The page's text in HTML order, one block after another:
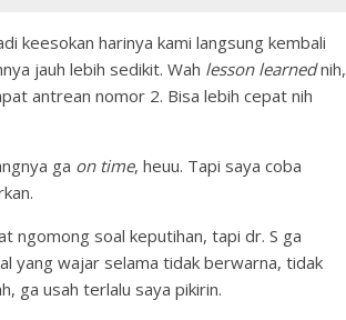
keesokan harinya kami langsung kembali
jauh lebih sedikit. Wah lesson learnednih,
antrean nomor 2. Bisa lebih cepat nih
ga on time, heuu. Tapi saya coba
ngomong soal keputihan, tapi dr. S ga
yang wajar selama tidak berwarna, tidak
ga usah terlalu saya pikirin.